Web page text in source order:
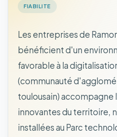
FIABILITE
Les entreprises de
bénéficient d'un
favorable à la
(communauté
toulousain) accompagne
innovantes du territoire,
installées au Parc